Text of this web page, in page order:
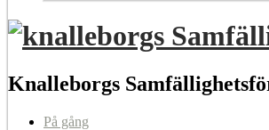
Knalleborgs
På gång